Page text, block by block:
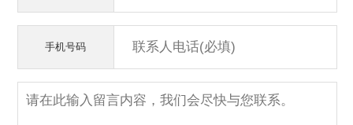
手机号码